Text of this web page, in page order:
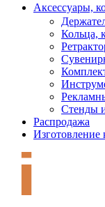
Аксессуары,
Кольца,
Стенды
Распродажа
Изготовление